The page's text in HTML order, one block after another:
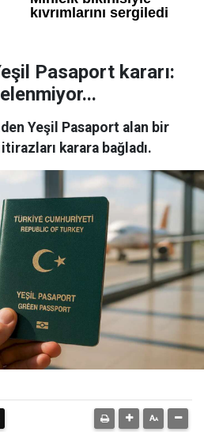
Pasaport kararı:
Yeşil Pasaport alan bir
karara bağladı.